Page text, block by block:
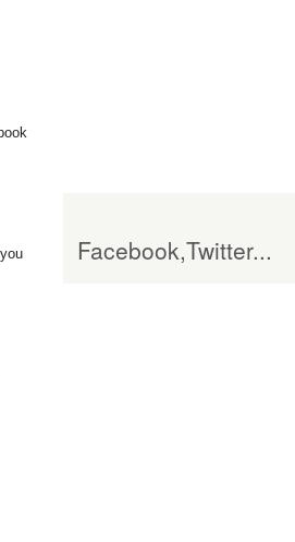
Facebook,Twitter...